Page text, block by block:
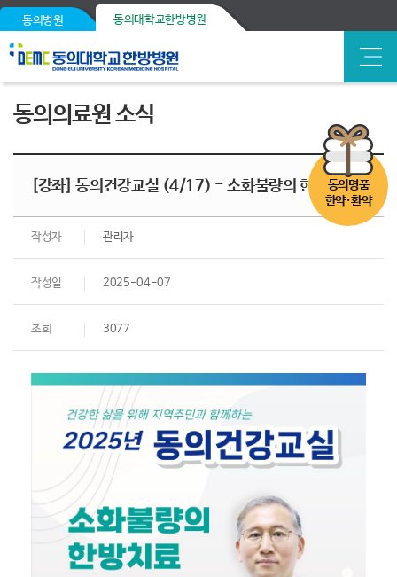
동의병원 동의대학교한방병원
동의명품
한약·환약
동의의료원 소식
[강좌] 동의건강교실 (4/17) - 소화불량의 한방치료
작성자 관리자
작성일 2025-04-07
조회 3077